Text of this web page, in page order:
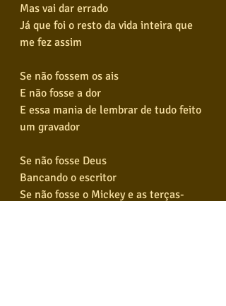
Mas vai dar errado
Já que foi o resto da vida inteira que
me fez assim
Se não fossem os ais
E não fosse a dor
E essa mania de lembrar de tudo feito
um gravador
Se não fosse Deus
Bancando o escritor
Se não fosse o Mickey e as terças-